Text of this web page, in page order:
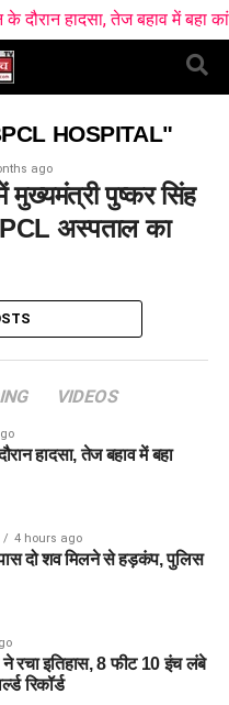
हादसा, तेज बहाव में बहा
HOSPITAL"
ago
मुख्यमंत्री पुष्कर सिंह
अस्पताल का
VIDEOS
हादसा, तेज बहाव में बहा
4 hours ago
दो शव मिलने से हड़कंप, पुलिस
ने रचा इतिहास, 8 फीट 10 इंच लंबे
रिकॉर्ड